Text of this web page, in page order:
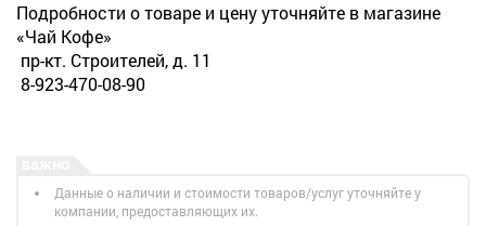
Подробности о товаре и цену уточняйте в магазине
«Чай Кофе»
пр-кт. Строителей, д. 11
8-923-470-08-90
Данные о наличии и стоимости товаров/услуг уточняйте у
компании, предоставляющих их.